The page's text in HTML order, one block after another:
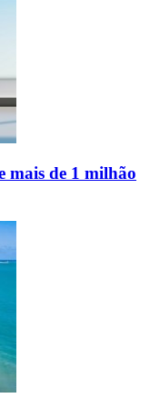
mais de 1 milhão